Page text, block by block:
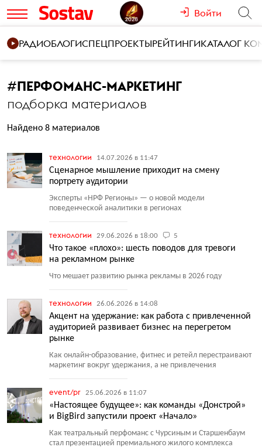
Войти
РАДИОБЛОГИСПЕЦПРОЕКТЫРЕЙТИНГИКАТАЛОГ
#ПЕРФОМАНС-МАРКЕТИНГ
подборка материалов
Найдено 8 материалов
технологии 14.07.2026 в 11:47
Сценарное мышление приходит на смену
портрету аудитории
Эксперты «НРФ Регионы» — о новой модели
поведенческой аналитики в регионах
технологии 29.06.2026 в 18:00 5
Что такое «плохо»: шесть поводов для тревоги
на рекламном рынке
Что мешает развитию рынка рекламы в 2026 году
технологии 26.06.2026 в 14:08
Акцент на удержание: как работа с привлеченной
аудиторией развивает бизнес на перегретом
рынке
Как онлайн-образование, фитнес и ретейл перестраивают
маркетинг вокруг удержания, а не привлечения
event/pr 25.06.2026 в 11:07
«Настоящее будущее»: как команды «Донстрой»
и BigBird запустили проект «Начало»
Как театральный перфоманс с Чурсиным и Старшенбаум
стал презентацией премиального жилого комплекса